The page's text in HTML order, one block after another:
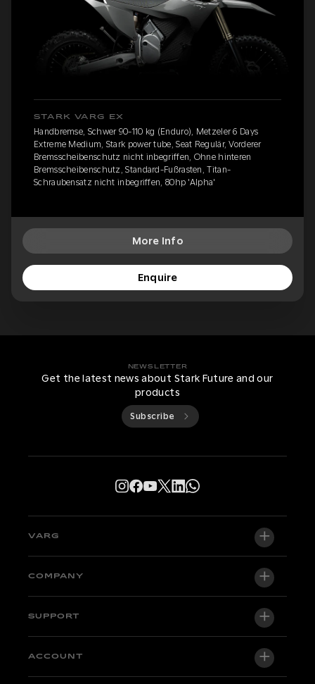
STARK VARG EX
Handbremse, Schwer 90-110 kg (Enduro), Metzeler 6 Days
Extreme Medium, Stark power tube, Seat Regulär, Vorderer
Bremsscheibenschutz nicht inbegriffen, Ohne hinteren
Bremsscheibenschutz, Standard-Fußrasten, Titan-
Schraubensatz nicht inbegriffen, 80hp 'Alpha'
More Info
Enquire
NEWSLETTER
Get the latest news about Stark Future and our
products
Subscribe
VARG
VARG EX
Factory Edition
Bikes in stock
COMPANY
About us
SUPPORT
Support central
ACCOUNT